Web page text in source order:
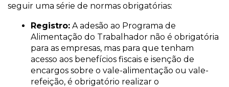
seguir uma série de normas obrigatórias:
Registro: A adesão ao Programa de
Alimentação do Trabalhador não é obrigatória
para as empresas, mas para que tenham
acesso aos benefícios fiscais e isenção de
encargos sobre o vale-alimentação ou vale-
refeição, é obrigatório realizar o